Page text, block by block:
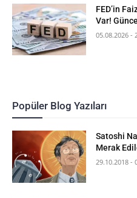
FED’in
Var!
05.08.2026 -
Popüler Blog Yazıları
Satoshi
Merak
29.10.2018 -